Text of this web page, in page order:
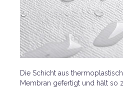
Die Schicht aus
Membran gefertigt und hält so